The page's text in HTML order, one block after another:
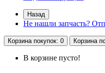
Назад
Не нашли запчасть?
Корзинапокупок: 0 Корзина
В корзине пусто!